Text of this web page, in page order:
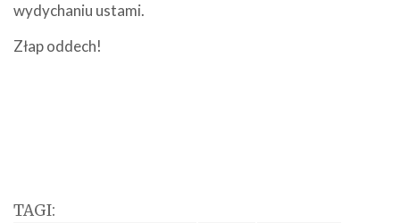
wydychaniu ustami.
Złap oddech!
TAGI: